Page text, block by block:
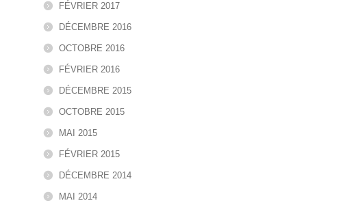
FÉVRIER 2017
DÉCEMBRE 2016
OCTOBRE 2016
FÉVRIER 2016
DÉCEMBRE 2015
OCTOBRE 2015
MAI 2015
FÉVRIER 2015
DÉCEMBRE 2014
MAI 2014